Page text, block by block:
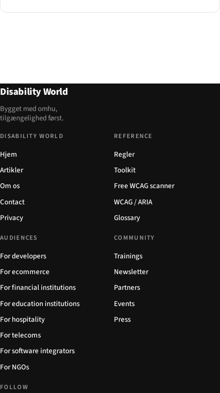
Disability World
Bygget med omhu,
tilgængelighed først.
DISABILITY WORLD
Hjem
Artikler
Om os
Contact
Privacy
REFERENCE
Regler
Toolkit
Free WCAG scanner
WCAG / ARIA
Glossary
AUDIENCES
For developers
For ecommerce
For financial institutions
For education institutions
For hospitality
For telecoms
For software integrators
For NGOs
COMMUNITY
Trainings
Newsletter
Partners
Events
Press
FOLLOW